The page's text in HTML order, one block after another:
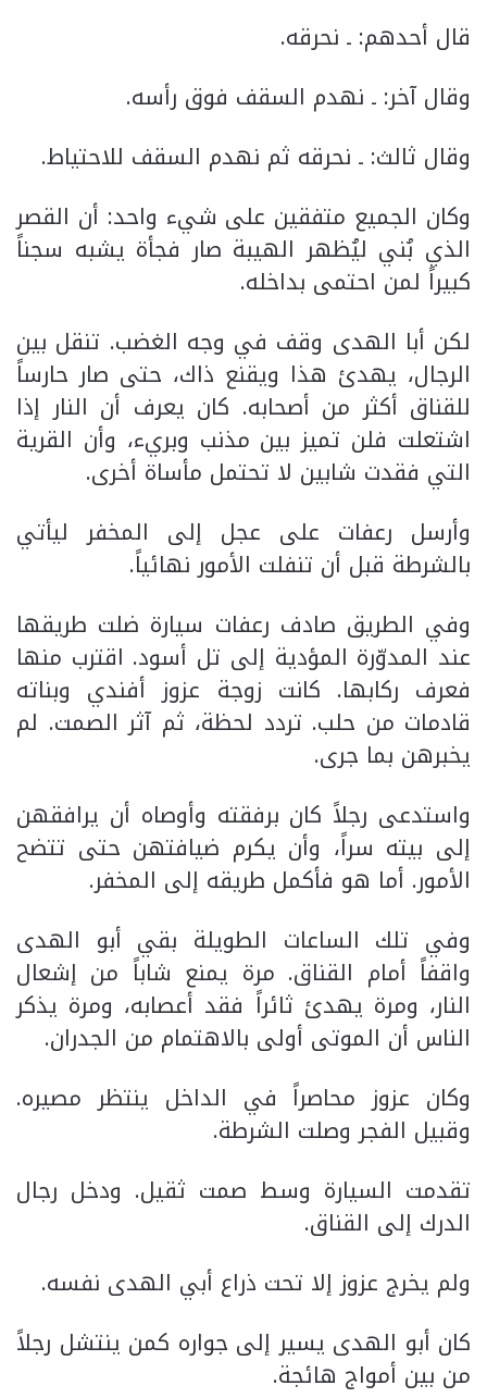
قال أحدهم: ـ نحرقه.
وقال آخر: ـ نهدم السقف فوق رأسه.
وقال ثالث: ـ نحرقه ثم نهدم السقف للاحتياط.
وكان الجميع متفقين على شيء واحد: أن القصر
الذي بُني ليُظهر الهيبة صار فجأة يشبه سجناً
كبيراً لمن احتمى بداخله.
لكن أبا الهدى وقف في وجه الغضب. تنقل بين
الرجال، يهدئ هذا ويقنع ذاك، حتى صار حارساً
للقناق أكثر من أصحابه. كان يعرف أن النار إذا
اشتعلت فلن تميز بين مذنب وبريء، وأن القرية
التي فقدت شابين لا تحتمل مأساة أخرى.
وأرسل رعفات على عجل إلى المخفر ليأتي
بالشرطة قبل أن تنفلت الأمور نهائياً.
وفي الطريق صادف رعفات سيارة ضلت طريقها
عند المدوّرة المؤدية إلى تل أسود. اقترب منها
فعرف ركابها. كانت زوجة عزوز أفندي وبناته
قادمات من حلب. تردد لحظة، ثم آثر الصمت. لم
يخبرهن بما جرى.
واستدعى رجلاً كان برفقته وأوصاه أن يرافقهن
إلى بيته سراً، وأن يكرم ضيافتهن حتى تتضح
الأمور. أما هو فأكمل طريقه إلى المخفر.
وفي تلك الساعات الطويلة بقي أبو الهدى
واقفاً أمام القناق. مرة يمنع شاباً من إشعال
النار، ومرة يهدئ ثائراً فقد أعصابه، ومرة يذكر
الناس أن الموتى أولى بالاهتمام من الجدران.
وكان عزوز محاصراً في الداخل ينتظر مصيره.
وقبيل الفجر وصلت الشرطة.
تقدمت السيارة وسط صمت ثقيل. ودخل رجال
الدرك إلى القناق.
ولم يخرج عزوز إلا تحت ذراع أبي الهدى نفسه.
كان أبو الهدى يسير إلى جواره كمن ينتشل رجلاً
من بين أمواج هائجة.